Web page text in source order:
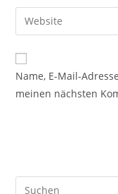
zum
Kommentieren
ein
E-
Mail-
zum
Kommentieren
ein
Gib
deine
Website-
URL
Name, E-Mail-
meinen nächsten